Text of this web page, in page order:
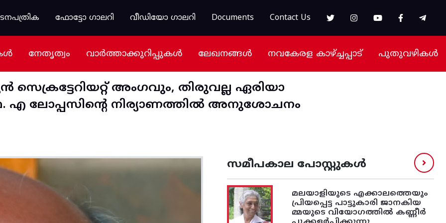
ഫോട്ടോ ഗാലറി വീഡിയോ ഗാലറി Documents Contact Us
നേതൃത്വം വാർത്താക്കുറിപ്പുകൾ ലേഖനങ്ങൾ നവകേരള കാഴ്ച്ചപ്പാട് പുതുവഴികൾ
സെക്രട്ടേറിയറ്റ് അംഗവും, തിരുവല്ല ഏരിയാ
എ ലോപ്പസിന്റെ നിര്യാണത്തിൽ അനുശോചനം
സമീപകാല പോസ്റ്റുകൾ
മലയാളിയുടെ എക്കാലത്തെയും
പ്രിയപ്പെട്ട പാട്ടുകാരി ജാനകിയ
മ്മയുടെ വിയോഗത്തിൽ കണ്ണീർ